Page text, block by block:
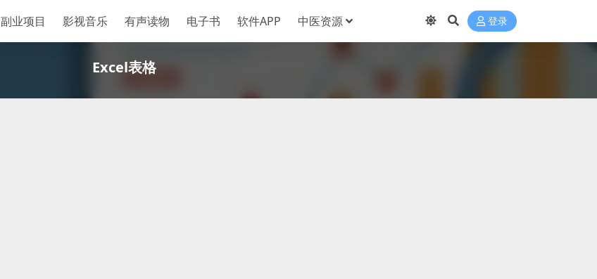
副业项目 影视音乐 有声读物 电子书 软件APP 中医资源 登录
Excel表格